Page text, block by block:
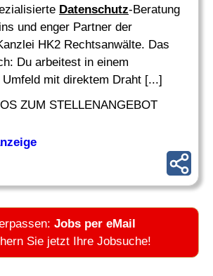
Datenschutz-Beratung
und enger Partner der
HK2 Rechtsanwälte. Das
Du arbeitest in einem
mit direktem Draht [...]
ZUM STELLENANGEBOT
Jobs per eMail
Sie jetzt Ihre Jobsuche!